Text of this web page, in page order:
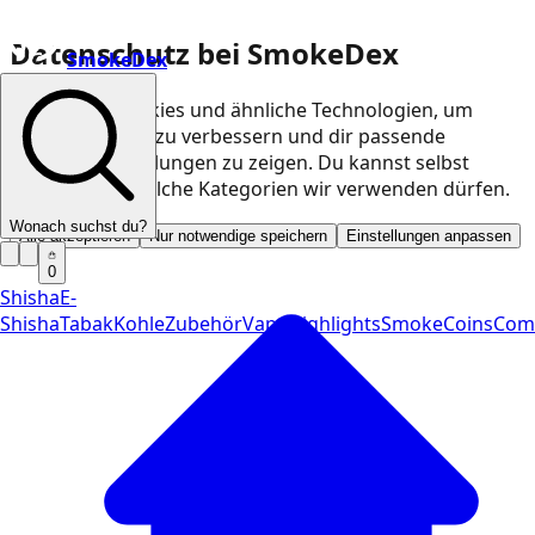
Datenschutz bei SmokeDex
Wir nutzen Cookies und ähnliche Technologien, um
unsere Website zu verbessern und dir passende
Produktempfehlungen zu zeigen. Du kannst selbst
entscheiden, welche Kategorien wir verwenden dürfen.
Alle akzeptieren Nur notwendige speichern Einstellungen anpassen
SmokeDex
Wonach suchst du?
0
ShishaE-
ShishaTabakKohleZubehörVapeHighlightsSmokeCoins